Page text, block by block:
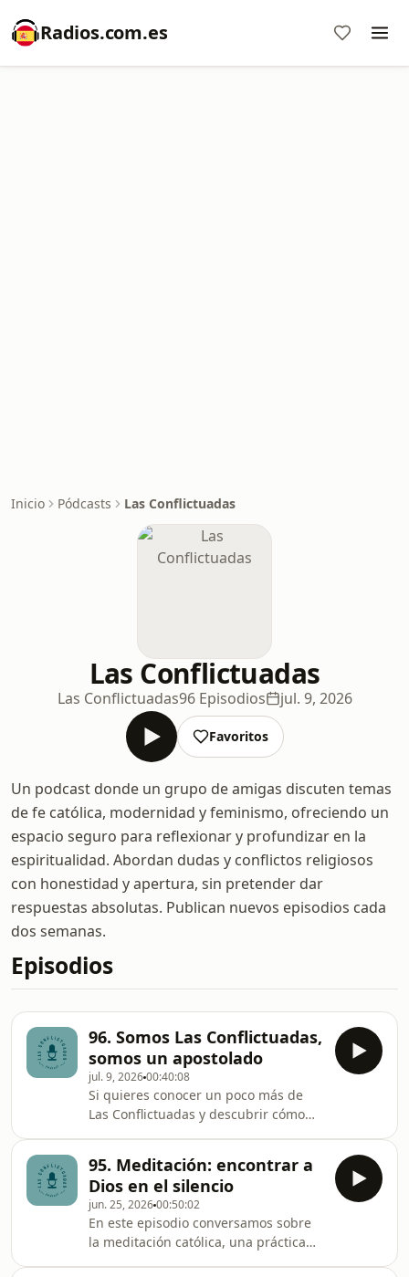
Radios.com.es
Inicio Pódcasts Las Conflictuadas
Las Conflictuadas
Las Conflictuadas96 Episodios jul. 9, 2026
Favoritos
Un podcast donde un grupo de amigas discuten temas
de fe católica, modernidad y feminismo, ofreciendo un
espacio seguro para reflexionar y profundizar en la
espiritualidad. Abordan dudas y conflictos religiosos
con honestidad y apertura, sin pretender dar
respuestas absolutas. Publican nuevos episodios cada
dos semanas.
Episodios
96. Somos Las Conflictuadas,
somos un apostolado
jul. 9, 202600:40:08
Si quieres conocer un poco más de
Las Conflictuadas y descubrir cómo
sobre lo que ha significado pasar de
ser un proyecto a convertirnos en un
apostolado, los retos que implica
evangelizar en redes sociales y las
preguntas que han marcado nuestra
identidad en este camino. También
95. Meditación: encontrar a
Dios en el silencio
jun. 25, 202600:50:02
En este episodio conversamos sobre
la meditación católica, una práctica